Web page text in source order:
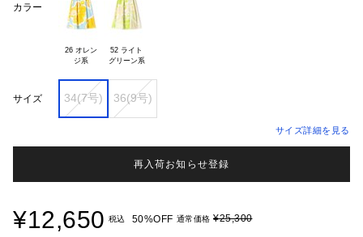
カラー
26 オレン
52 ライト
グリーン系
サイズ 34(7号) 36(9号)
サイズ詳細を見る
再入荷お知らせ登録
¥12,650 税込 50%OFF 通常価格 ¥25,300